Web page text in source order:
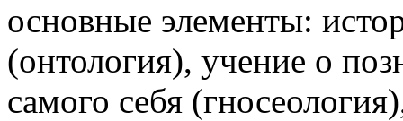
основные элементы:
(онтология), учение о
самого себя